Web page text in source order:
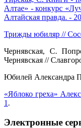
Алтае» - конкурс
Алтайская правда. -
Трижды юбиляр //
Чернявская, С.
Чернявская //
Юбилей Александра
«Яблоко греха»
1 .
Электронные